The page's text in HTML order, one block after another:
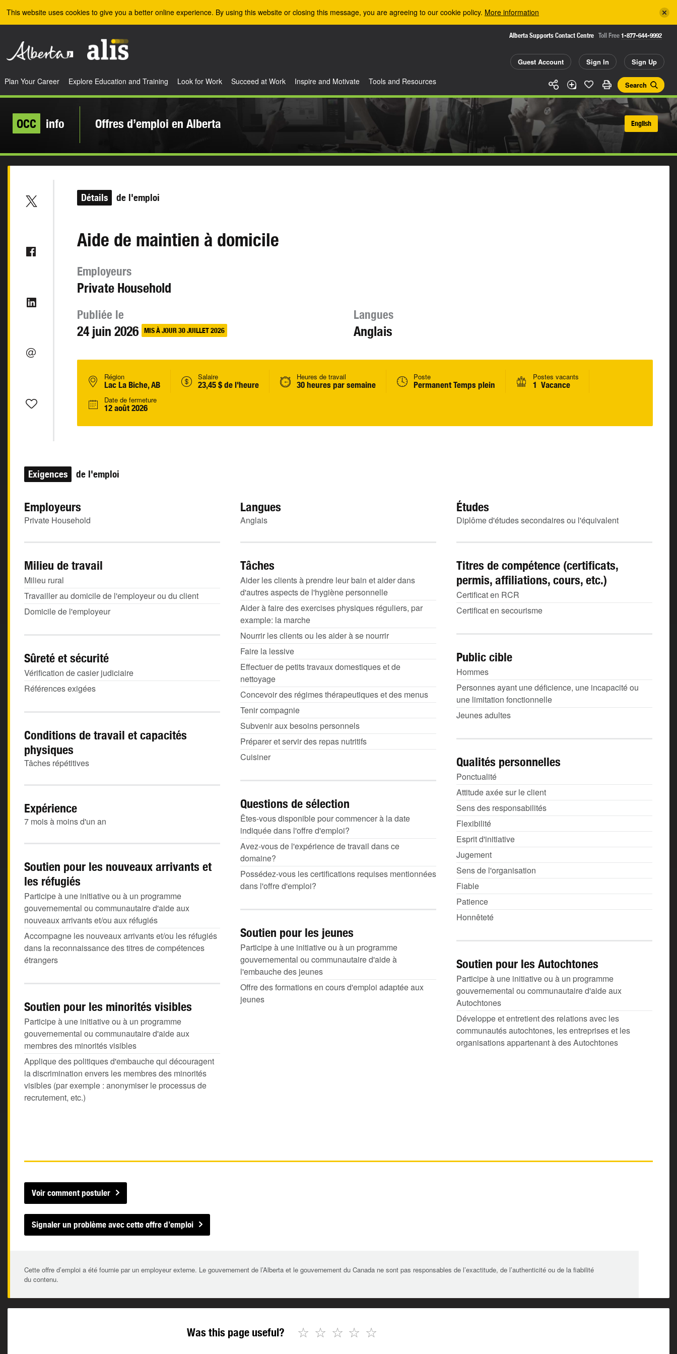
This website uses cookies to give you a better online experience. By using this website or closing this message, you are agreeing to our cookie policy. More information
Alberta Supports Contact Centre Toll Free 1-877-644-9992
Guest Account Sign In Sign Up
Search
Plan Your Career Explore Education and Training Look for Work Succeed at Work Inspire and Motivate Tools and Resources
OCC info Offres d’emploi en Alberta English
Détails de l'emploi
Aide de maintien à domicile
Employeurs
Private Household
Publiée le
24 juin 2026 MIS À JOUR 30 JUILLET 2026
Langues
Anglais
Région
Lac La Biche, AB
Salaire
23,45 $ de l'heure
Heures de travail
30 heures par semaine
Poste
Permanent Temps plein
Postes vacants
1 Vacance
Date de fermeture
12 août 2026
Exigences de l'emploi
Employeurs
Private Household
Langues
Anglais
Études
Diplôme d'études secondaires ou l'équivalent
Milieu de travail
Milieu rural
Travailler au domicile de l'employeur ou du client
Domicile de l'employeur
Tâches
Aider les clients à prendre leur bain et aider dans
d'autres aspects de l'hygiène personnelle
Aider à faire des exercises physiques réguliers, par
example: la marche
Nourrir les clients ou les aider à se nourrir
Faire la lessive
Effectuer de petits travaux domestiques et de
nettoyage
Concevoir des régimes thérapeutiques et des menus
Tenir compagnie
Subvenir aux besoins personnels
Préparer et servir des repas nutritifs
Cuisiner
Titres de compétence (certificats,
permis, affiliations, cours, etc.)
Certificat en RCR
Certificat en secourisme
Public cible
Hommes
Personnes ayant une déficience, une incapacité ou
une limitation fonctionnelle
Jeunes adultes
Sûreté et sécurité
Vérification de casier judiciaire
Références exigées
Conditions de travail et capacités
physiques
Tâches répétitives Qualités personnelles
Ponctualité
Attitude axée sur le client
Sens des responsabilités
Flexibilité
Esprit d'initiative
Jugement
Sens de l'organisation
Fiable
Patience
Honnêteté
Questions de sélection
Êtes-vous disponible pour commencer à la date
indiquée dans l'offre d'emploi?
Avez-vous de l'expérience de travail dans ce
domaine?
Possédez-vous les certifications requises mentionnées
dans l'offre d'emploi?
Expérience
7 mois à moins d'un an
Soutien pour les nouveaux arrivants et
les réfugiés
Participe à une initiative ou à un programme
gouvernemental ou communautaire d'aide aux
nouveaux arrivants et/ou aux réfugiés
Accompagne les nouveaux arrivants et/ou les réfugiés
dans la reconnaissance des titres de compétences
étrangers
Soutien pour les jeunes
Participe à une initiative ou à un programme
gouvernemental ou communautaire d'aide à
l'embauche des jeunes
Offre des formations en cours d'emploi adaptée aux
jeunes
Soutien pour les Autochtones
Participe à une initiative ou à un programme
gouvernemental ou communautaire d'aide aux
Autochtones
Développe et entretient des relations avec les
communautés autochtones, les entreprises et les
organisations appartenant à des Autochtones
Soutien pour les minorités visibles
Participe à une initiative ou à un programme
gouvernemental ou communautaire d'aide aux
membres des minorités visibles
Applique des politiques d'embauche qui découragent
la discrimination envers les membres des minorités
visibles (par exemple : anonymiser le processus de
recrutement, etc.)
Voir comment postuler
Signaler un problème avec cette offre d’emploi
Cette offre d’emploi a été fournie par un employeur externe. Le gouvernement de l’Alberta et le gouvernement du Canada ne sont pas responsables de l’exactitude, de l’authenticité ou de la fiabilité
du contenu.
Was this page useful? ☆
☆
☆
☆
☆